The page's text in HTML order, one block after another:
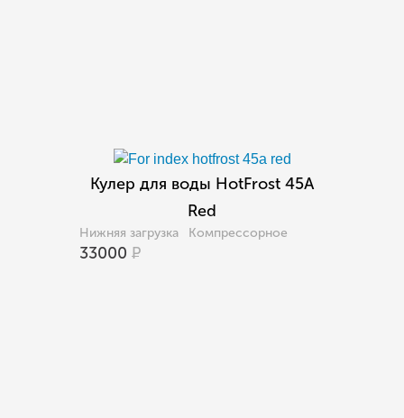
Кулер для воды HotFrost 45A
Red
Нижняя загрузка Компрессорное
33000 Р